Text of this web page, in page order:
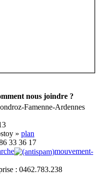
nous joindre ?
Famenne-Ardennes
» plan
33 36 17
mouvement-
: 0462.783.238